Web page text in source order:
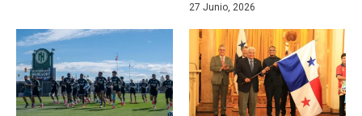
27 Junio, 2026